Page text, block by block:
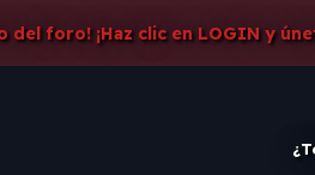
foro! ¡Haz clic en LOGIN y